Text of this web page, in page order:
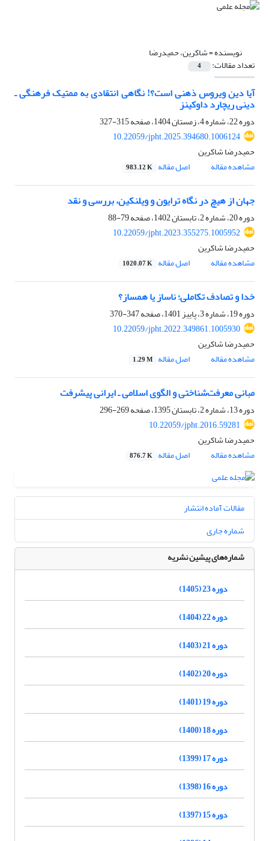
نویسنده =شاکرین، حمیدرضا
تعداد مقالات: 4
آیا دین ویروس ذهنی است؟! نگاهی انتقادی به ممتیک فرهنگی ـ
دینی ریچارد داوکینز
دوره 22، شماره 4، زمستان 1404، صفحه
315-327
10.22059/jpht.2025.394680.1006124
حمیدرضا شاکرین
مشاهده مقاله
اصل مقاله 983.12 K
جهان از هیچ در نگاه ترایون و ویلنکین، بررسی و نقد
دوره 20، شماره 2، تابستان 1402، صفحه
79-88
10.22059/jpht.2023.355275.1005952
حمیدرضا شاکرین
مشاهده مقاله
اصل مقاله 1020.07 K
خدا و تصادف تکاملی؛ ناساز یا همساز؟
دوره 19، شماره 3، پاییز 1401، صفحه
347-370
10.22059/jpht.2022.349861.1005930
حمیدرضا شاکرین
مشاهده مقاله
اصل مقاله 1.29 M
مبانی معرفت‌شناختی و الگوی اسلامی ـ ایرانی پیشرفت
دوره 13، شماره 2، تابستان 1395، صفحه
269-296
10.22059/jpht.2016.59281
حمیدرضا شاکرین
مشاهده مقاله
اصل مقاله 876.7 K
مقالات آماده انتشار
شماره جاری
شماره‌های پیشین نشریه
دوره 23 (1405)
دوره 22 (1404)
دوره 21 (1403)
دوره 20 (1402)
دوره 19 (1401)
دوره 18 (1400)
دوره 17 (1399)
دوره 16 (1398)
دوره 15 (1397)